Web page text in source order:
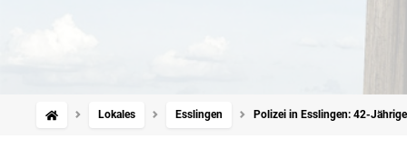
Lokales Esslingen Polizei in Esslingen: 42-